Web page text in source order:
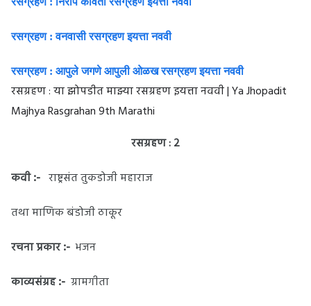
रसग्रहण : वनवासी रसग्रहण इयत्ता नववी
रसग्रहण : आपुले जगणे आपुली ओळख रसग्रहण इयत्ता नववी
रसग्रहण : या झोपडीत माझ्या रसग्रहण इयत्ता नववी | Ya Jhopadit
Majhya Rasgrahan 9th Marathi
रसग्रहण : 2
कवी:- राष्ट्रसंत तुकडोजी महाराज
तथा माणिक बंडोजी ठाकूर
रचना प्रकार:- भजन
काव्यसंग्रह:- ग्रामगीता